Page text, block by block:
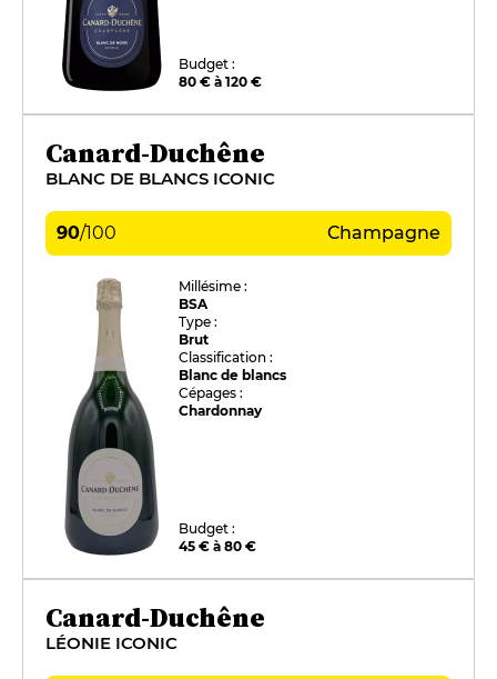
Budget :
80 € à 120 €
Canard-Duchêne
BLANC DE BLANCS ICONIC
90/100 Champagne
Millésime :
BSA
Type :
Brut
Classification :
Blanc de blancs
Cépages :
Chardonnay
Budget :
45 € à 80 €
Canard-Duchêne
LÉONIE ICONIC